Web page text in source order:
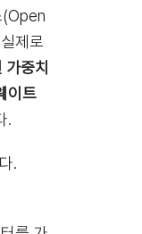
(Open
제로
가중치
이트
.
.